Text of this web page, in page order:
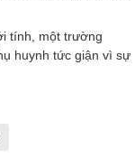
tính, một trường
huynh tức giận vì sự